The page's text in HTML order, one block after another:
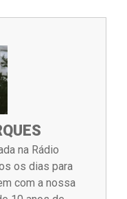
na Rádio
os dias para
com a nossa